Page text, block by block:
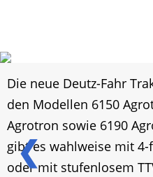
❮
Die neue Deutz-Fahr
den Modellen 6150
Agrotron sowie 6190
gibt es wahlweise mit
oder mit stufenlosem